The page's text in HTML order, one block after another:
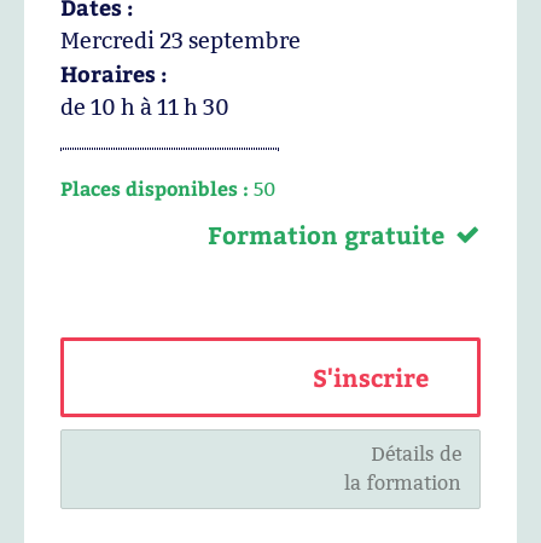
Dates :
Mercredi 23 septembre
Horaires :
de 10 h à 11 h 30
Places disponibles : 50
Formation gratuite
S'inscrire
Détails de
la formation